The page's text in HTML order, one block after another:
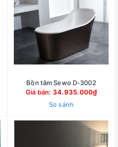
Bồn tắm Sewo D-3002
Giá bán: 34.935.000₫
So sánh